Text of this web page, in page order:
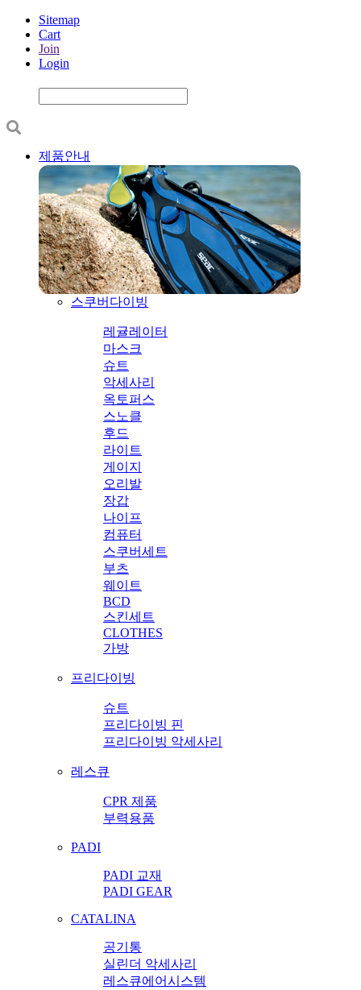
Sitemap
Cart
Join
Login
제품안내
스쿠버다이빙
레귤레이터
마스크
슈트
악세사리
옥토퍼스
스노클
후드
라이트
게이지
오리발
장갑
나이프
컴퓨터
스쿠버세트
부츠
웨이트
BCD
스킨세트
CLOTHES
가방
프리다이빙
슈트
프리다이빙 핀
프리다이빙 악세사리
레스큐
CPR 제품
부력용품
PADI
PADI 교재
PADI GEAR
CATALINA
공기통
실린더 악세사리
레스큐에어시스템